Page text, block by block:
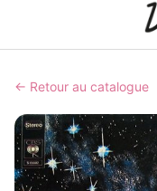
← Retour au catalogue